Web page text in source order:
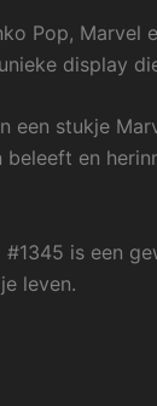
Pop,
display
een stukje
en
is een
leven.